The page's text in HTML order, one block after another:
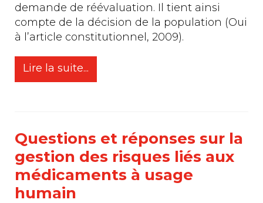
demande de réévaluation. Il tient ainsi
compte de la décision de la population (Oui
à l’article constitutionnel, 2009).
Lire la suite...
Questions et réponses sur la
gestion des risques liés aux
médicaments à usage
humain